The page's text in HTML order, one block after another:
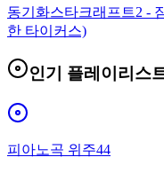
동기화스타크래프트2 -
한 타이커스)
인기 플레이리스
피아노곡 위주44